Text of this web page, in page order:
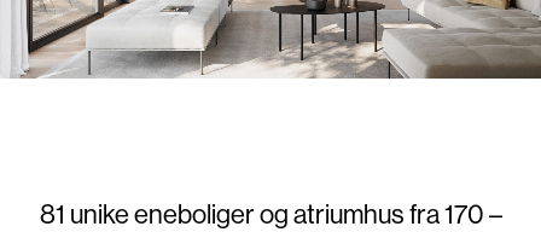
81 unike eneboliger og atriumhus fra 170 –